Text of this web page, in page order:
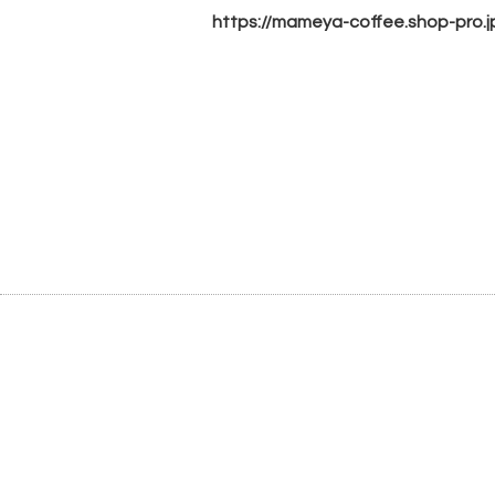
https://mameya-coffee.shop-